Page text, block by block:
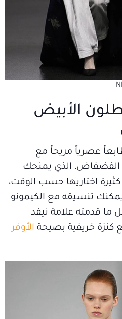
الأبيض
عصرياً مريحاً مع
الفضفاض، الذي يمنحك
اختاريها حسب الوقت،
تنسيقه مع الكيمونو
ما قدمته علامة نيفد
كنزة خريفية بصيحة الأوفر